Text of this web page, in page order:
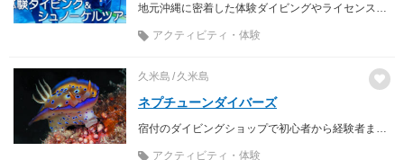
アクティビティ・体験
久米島 久米島
ネプチューンダイバーズ
アクティビティ・体験